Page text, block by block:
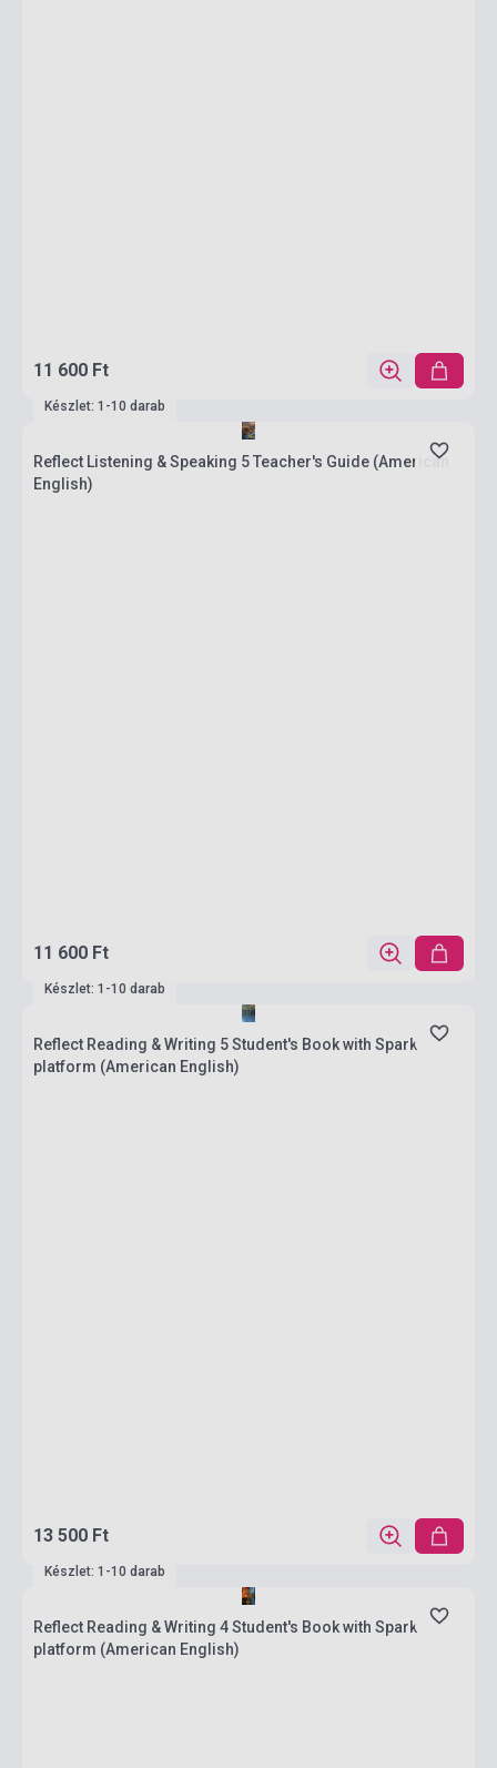
11 600 Ft
Készlet: 1-10 darab
Reflect Listening & Speaking 5 Teacher's Guide (American
English)
11 600 Ft
Készlet: 1-10 darab
Reflect Reading & Writing 5 Student's Book with Spark
platform (American English)
13 500 Ft
Készlet: 1-10 darab
Reflect Reading & Writing 4 Student's Book with Spark
platform (American English)